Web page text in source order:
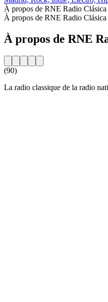
À propos de RNE Radio Clásica
À propos de RNE Radio Clásica
À propos de RNE
(90)
La radio classique de la radio